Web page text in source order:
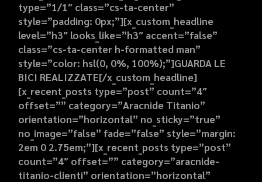
type=”1/1″ class=”cs-ta-center”
style=”padding: 0px;”][x_custom_headline
level=”h3″ looks_like=”h3″ accent=”false”
class=”cs-ta-center h-formatted man”
style=”color: hsl(0, 0%, 100%);”]GUARDA LE
BICI REALIZZATE[/x_custom_headline]
[x_recent_posts type=”post” count=”4″
offset=”” category=”Aracnide Titanio”
orientation=”horizontal” no_sticky=”true”
no_image=”false” fade=”false” style=”margin:
2em 0 2.75em;”][x_recent_posts type=”post”
count=”4″ offset=”” category=”aracnide-
titanio-clienti” orientation=”horizontal”